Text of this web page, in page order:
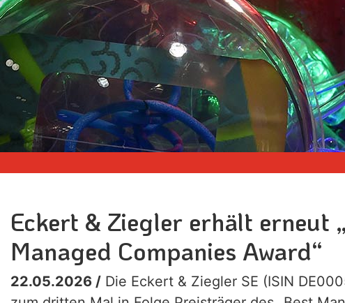
Eckert & Ziegler erhält erneut
Managed Companies Award“
22.05.2026 / Die Eckert & Ziegler SE (ISIN